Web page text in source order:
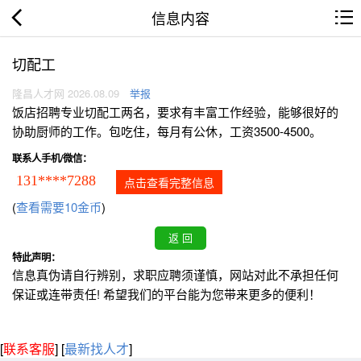
信息内容
切配工
隆昌人才网 2026.08.09 举报
饭店招聘专业切配工两名，要求有丰富工作经验，能够很好的
协助厨师的工作。包吃住，每月有公休，工资3500-4500。
联系人手机/微信：
131****7288 点击查看完整信息
(查看需要10金币)
特此声明：
信息真伪请自行辨别，求职应聘须谨慎，网站对此不承担任何
保证或连带责任! 希望我们的平台能为您带来更多的便利！
[联系客服] [最新找人才]